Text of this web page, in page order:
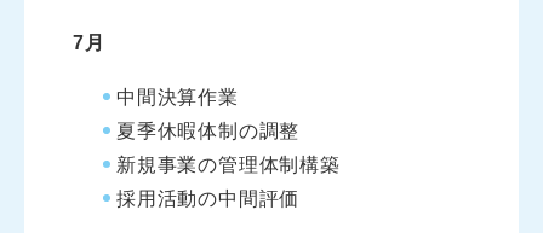
7月
中間決算作業
夏季休暇体制の調整
新規事業の管理体制構築
採用活動の中間評価